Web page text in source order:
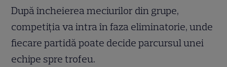
După încheierea meciurilor din grupe,
competiția va intra în faza eliminatorie, unde
fiecare partidă poate decide parcursul unei
echipe spre trofeu.